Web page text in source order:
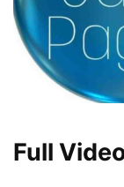
Full